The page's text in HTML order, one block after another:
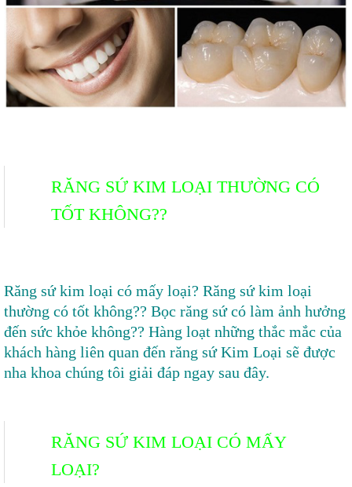
RĂNG SỨ KIM LOẠI THƯỜNG CÓ
TỐT KHÔNG??
Răng sứ kim loại có mấy loại? Răng sứ kim loại
thường có tốt không?? Bọc răng sứ có làm ảnh hưởng
đến sức khỏe không?? Hàng loạt những thắc mắc của
khách hàng liên quan đến răng sứ Kim Loại sẽ được
nha khoa chúng tôi giải đáp ngay sau đây.
RĂNG SỨ KIM LOẠI CÓ MẤY
LOẠI?